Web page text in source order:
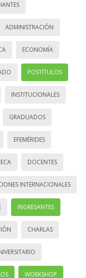
ADMINISTRACIÓN
ECONOMÍA
POSTÍTULOS
INSTITUCIONALES
GRADUADOS
EFEMÉRIDES
DOCENTES
INTERNACIONALES
INGRESANTES
CHARLAS
WORKSHOP